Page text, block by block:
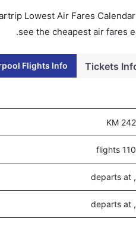
Lowest Air Fares
see the cheapest air fares
Flights Info Tickets
242 KM
110 flights
, departs at
, departs at